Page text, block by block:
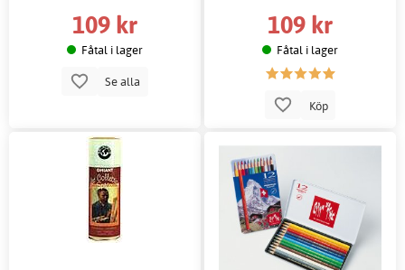
109 kr
Fåtal i lager
Se alla
109 kr
Fåtal i lager
Köp